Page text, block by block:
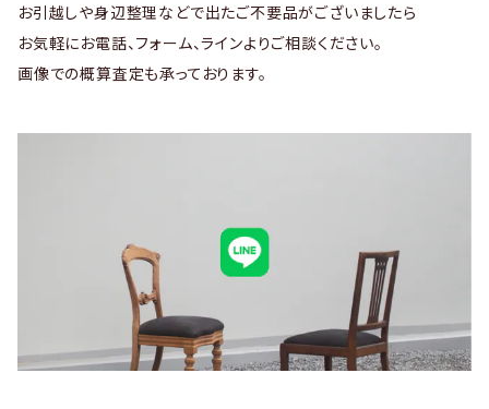
お引越しや身辺整理などで出たご不要品がございましたら
お気軽にお電話、フォーム、ラインよりご相談ください。
画像での概算査定も承っております。